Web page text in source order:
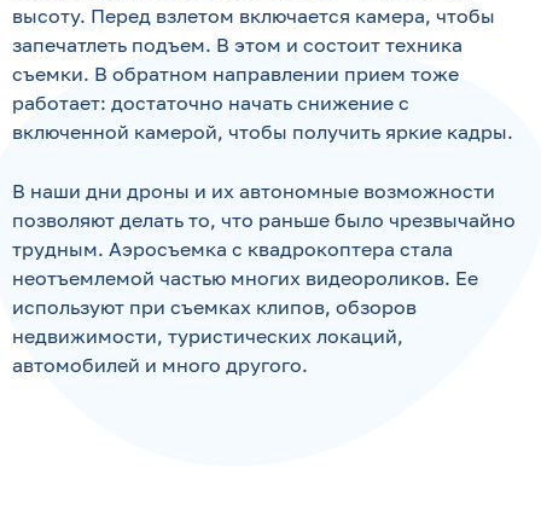
высоту. Перед взлетом включается камера, чтобы
запечатлеть подъем. В этом и состоит техника
съемки. В обратном направлении прием тоже
работает: достаточно начать снижение с
включенной камерой, чтобы получить яркие кадры.
В наши дни дроны и их автономные возможности
позволяют делать то, что раньше было чрезвычайно
трудным. Аэросъемка с квадрокоптера стала
неотъемлемой частью многих видеороликов. Ее
используют при съемках клипов, обзоров
недвижимости, туристических локаций,
автомобилей и много другого.